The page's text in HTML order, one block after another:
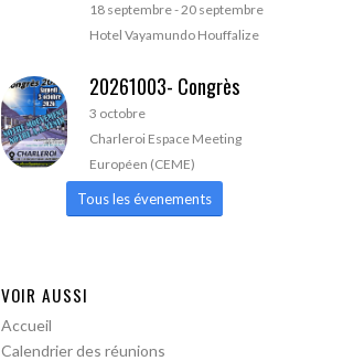
18 septembre-20 septembre
Hotel Vayamundo Houffalize
20261003- Congrès
3 octobre
Charleroi Espace Meeting
Européen (CEME)
Tous les évenements
VOIR AUSSI
Accueil
Calendrier des réunions